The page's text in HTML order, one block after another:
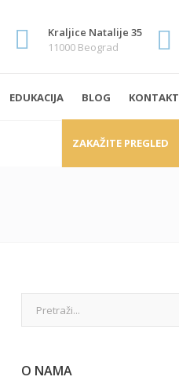
Kraljice Natalije 35
11000 Beograd
EDUKACIJA BLOG KONTAKT
ZAKAŽITE PREGLED
O NAMA